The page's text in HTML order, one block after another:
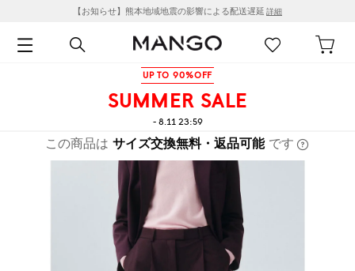
【お知らせ】熊本地域地震の影響による配送遅延 詳細
UP TO 90%OFF
SUMMER SALE
- 8.11 23:59
この商品は サイズ交換無料・返品可能 です